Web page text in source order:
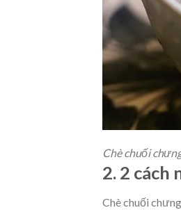
Chè chuối
2. 2 cách
Chè chuối